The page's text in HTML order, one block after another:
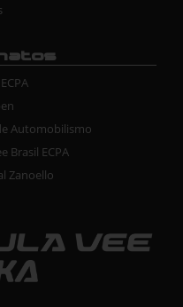
Automobilismo
Brasil ECPA
Zanoello